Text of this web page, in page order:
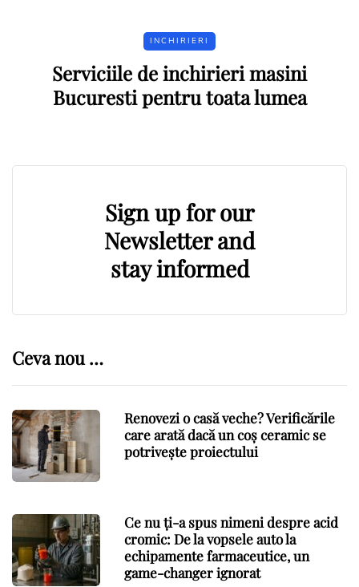
INCHIRIERI
Serviciile de inchirieri masini
Bucuresti pentru toata lumea
Sign up for our
Newsletter and
stay informed
Ceva nou …
Renovezi o casă veche? Verificările
care arată dacă un coș ceramic se
potrivește proiectului
Ce nu ți-a spus nimeni despre acid
cromic: De la vopsele auto la
echipamente farmaceutice, un
game-changer ignorat